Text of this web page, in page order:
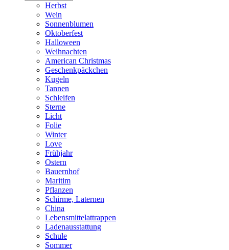
Herbst
Wein
Sonnenblumen
Oktoberfest
Halloween
Weihnachten
American Christmas
Geschenkpäckchen
Kugeln
Tannen
Schleifen
Sterne
Licht
Folie
Winter
Love
Frühjahr
Ostern
Bauernhof
Maritim
Pflanzen
Schirme, Laternen
China
Lebensmittelattrappen
Ladenausstattung
Schule
Sommer